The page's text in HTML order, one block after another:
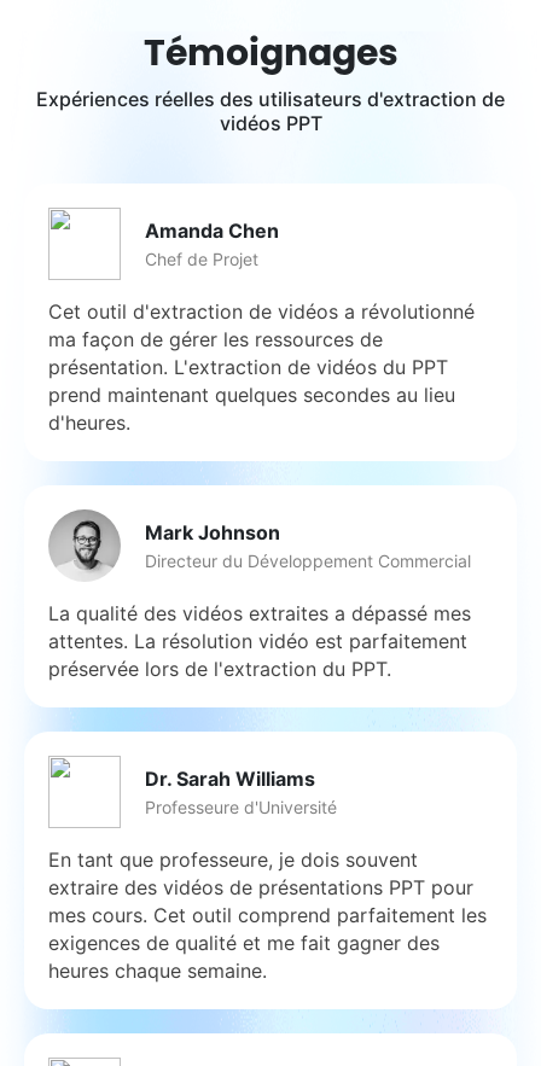
Témoignages
Expériences réelles des utilisateurs d'extraction de
vidéos PPT
Amanda Chen
Chef de Projet
Cet outil d'extraction de vidéos a révolutionné
ma façon de gérer les ressources de
présentation. L'extraction de vidéos du PPT
prend maintenant quelques secondes au lieu
d'heures.
Mark Johnson
Directeur du Développement Commercial
La qualité des vidéos extraites a dépassé mes
attentes. La résolution vidéo est parfaitement
préservée lors de l'extraction du PPT.
Dr. Sarah Williams
Professeure d'Université
En tant que professeure, je dois souvent
extraire des vidéos de présentations PPT pour
mes cours. Cet outil comprend parfaitement les
exigences de qualité et me fait gagner des
heures chaque semaine.